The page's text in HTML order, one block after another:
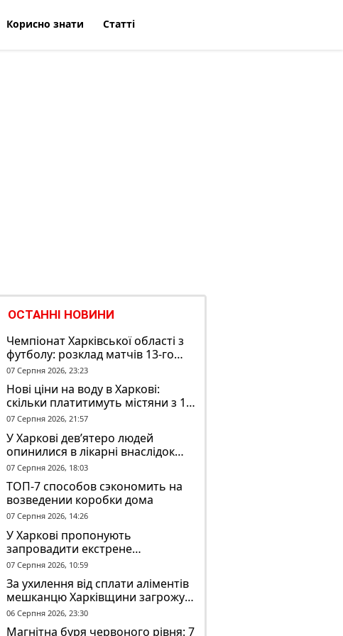
Корисно знати Статті
ОСТАННІ НОВИНИ
Чемпіонат Харківської області з
футболу: розклад матчів 13-го
туру на 8 серпня
07 Серпня 2026, 23:23
Нові ціни на воду в Харкові:
скільки платитимуть містяни з 1
жовтня
07 Серпня 2026, 21:57
У Харкові дев’ятеро людей
опинилися в лікарні внаслідок
ДТП з автобусом
07 Серпня 2026, 18:03
ТОП-7 способов сэкономить на
возведении коробки дома
07 Серпня 2026, 14:26
У Харкові пропонують
запровадити екстрене
оповіщення в трамваях і
тролейбусах
07 Серпня 2026, 10:59
За ухилення від сплати аліментів
мешканцю Харківщини загрожує
до 2 років обмеження волі
06 Серпня 2026, 23:30
Магнітна буря червоного рівня: 7